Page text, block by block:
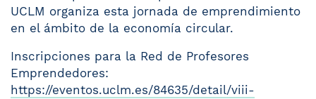
UCLM organiza esta jornada de emprendimiento
en el ámbito de la economía circular.
Inscripciones para la Red de Profesores
Emprendedores:
https://eventos.uclm.es/84635/detail/viii-